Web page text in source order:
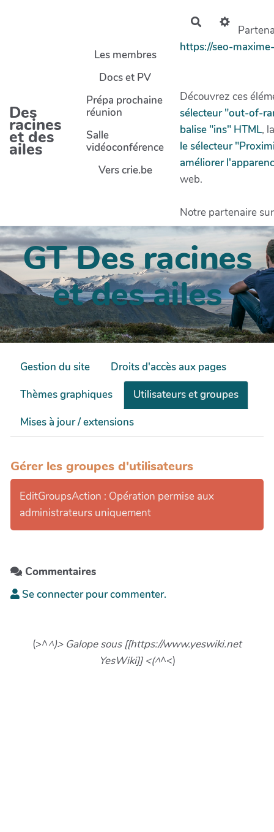
Des
racines
et des
ailes
Les membres
Docs et PV
Prépa prochaine
réunion
Salle
vidéoconférence
Vers crie.be
Rechercher
https://seo-
Découvrez ces
sélecteur "out-of-
balise "ins" HTML, la
le sélecteur
améliorer
web.
Notre partenaire
GT Des racines
et des ailes
Gestion du site
Droits d'accès aux pages
Thèmes graphiques
Utilisateurs et groupes
Mises à jour / extensions
Gérer les groupes d'utilisateurs
EditGroupsAction : Opération permise aux
administrateurs uniquement
Commentaires
Se connecter pour commenter.
(>^^)> Galope sous [[https://www.yeswiki.net
YesWiki]] <(^^<)